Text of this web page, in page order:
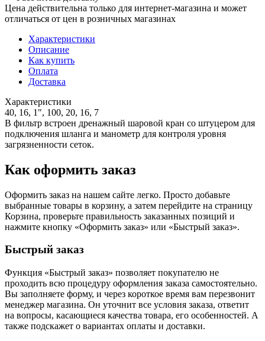
Цена действительна только для интернет-магазина и может
отличаться от цен в розничных магазинах
Характеристики
Описание
Как купить
Оплата
Доставка
Характеристики
40, 16, 1", 100, 20, 16, 7
В фильтр встроен дренажный шаровой кран со штуцером для
подключения шланга и манометр для контроля уровня
загрязненности сеток.
Как оформить заказ
Оформить заказ на нашем сайте легко. Просто добавьте
выбранные товары в корзину, а затем перейдите на страницу
Корзина, проверьте правильность заказанных позиций и
нажмите кнопку «Оформить заказ» или «Быстрый заказ».
Быстрый заказ
Функция «Быстрый заказ» позволяет покупателю не
проходить всю процедуру оформления заказа самостоятельно.
Вы заполняете форму, и через короткое время вам перезвонит
менеджер магазина. Он уточнит все условия заказа, ответит
на вопросы, касающиеся качества товара, его особенностей. А
также подскажет о вариантах оплаты и доставки.